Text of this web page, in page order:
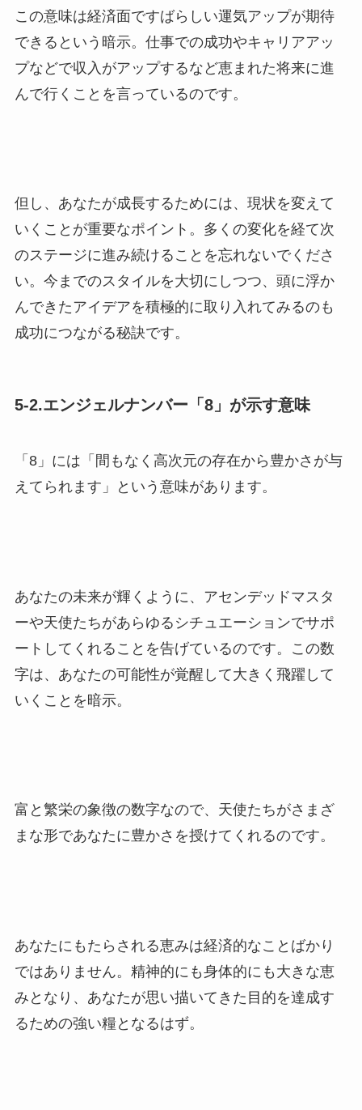
この意味は経済面ですばらしい運気アップが期待
できるという暗示。仕事での成功やキャリアアッ
プなどで収入がアップするなど恵まれた将来に進
んで行くことを言っているのです。
但し、あなたが成長するためには、現状を変えて
いくことが重要なポイント。多くの変化を経て次
のステージに進み続けることを忘れないでくださ
い。今までのスタイルを大切にしつつ、頭に浮か
んできたアイデアを積極的に取り入れてみるのも
成功につながる秘訣です。
5-2.エンジェルナンバー「8」が示す意味
「8」には「間もなく高次元の存在から豊かさが与
えてられます」という意味があります。
あなたの未来が輝くように、アセンデッドマスタ
ーや天使たちがあらゆるシチュエーションでサポ
ートしてくれることを告げているのです。この数
字は、あなたの可能性が覚醒して大きく飛躍して
いくことを暗示。
富と繁栄の象徴の数字なので、天使たちがさまざ
まな形であなたに豊かさを授けてくれるのです。
あなたにもたらされる恵みは経済的なことばかり
ではありません。精神的にも身体的にも大きな恵
みとなり、あなたが思い描いてきた目的を達成す
るための強い糧となるはず。